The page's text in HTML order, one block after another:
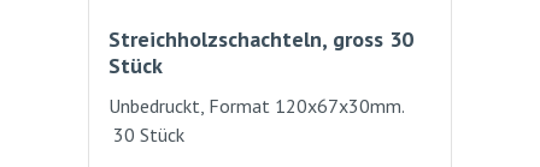
Streichholzschachteln, gross 30
Stück
Unbedruckt, Format 120x67x30mm.
30 Stück